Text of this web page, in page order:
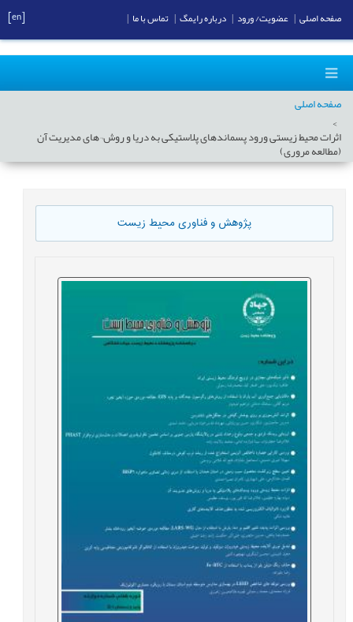
صفحه اصلی
اثرات محیط زیستی ورود پسماندهای پلاستیکی به دریا و روش¬های مدیریت آن
(مطالعه مروری)
پژوهش و فناوری محیط زیست
صفحه اصلی عضویت/ ورود درباره رایمگ تماس با ما